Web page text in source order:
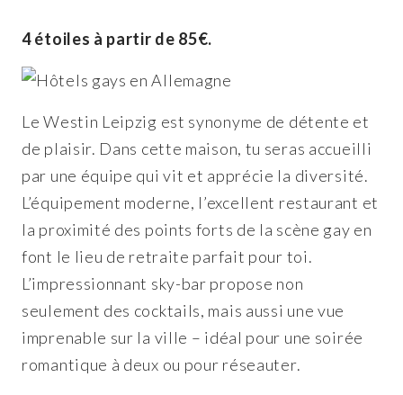
4 étoiles à partir de 85€.
Le Westin Leipzig est synonyme de détente et
de plaisir. Dans cette maison, tu seras accueilli
par une équipe qui vit et apprécie la diversité.
L’équipement moderne, l’excellent restaurant et
la proximité des points forts de la scène gay en
font le lieu de retraite parfait pour toi.
L’impressionnant sky-bar propose non
seulement des cocktails, mais aussi une vue
imprenable sur la ville – idéal pour une soirée
romantique à deux ou pour réseauter.